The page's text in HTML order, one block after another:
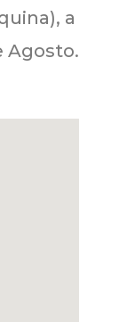
a
Agosto.